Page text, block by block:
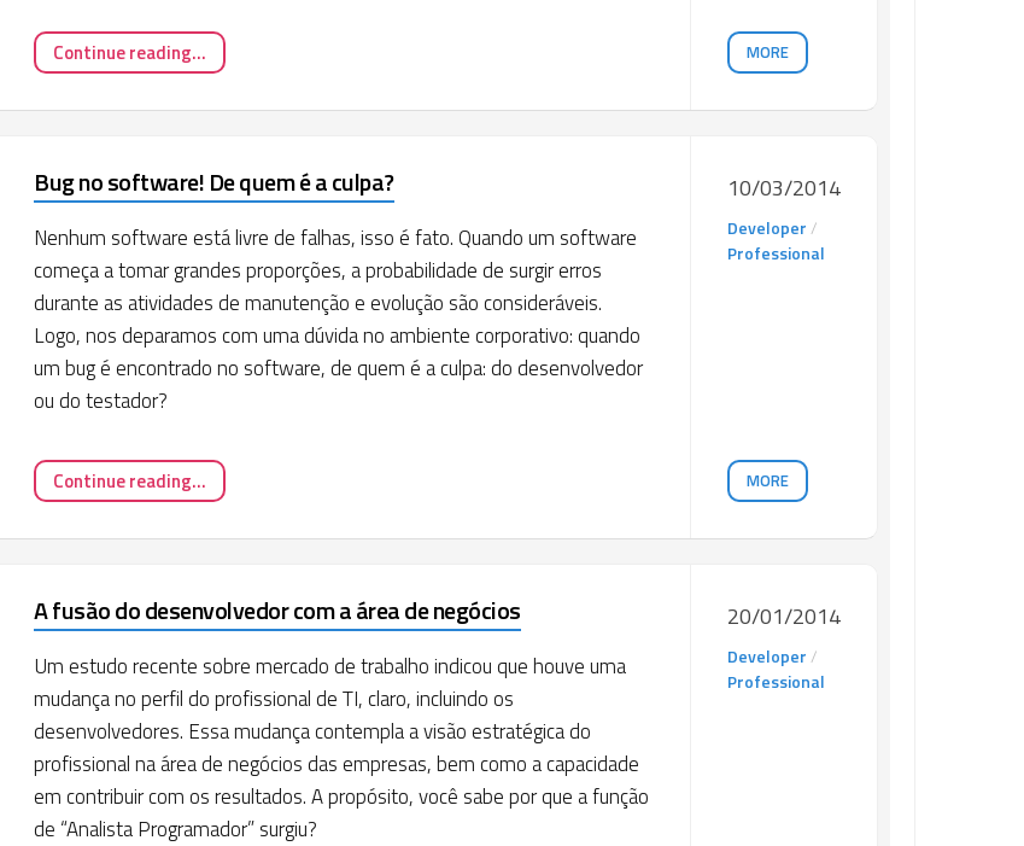
Continue reading... MORE
Bug no software! De quem é a culpa?
Nenhum software está livre de falhas, isso é fato. Quando um software
começa a tomar grandes proporções, a probabilidade de surgir erros
durante as atividades de manutenção e evolução são consideráveis.
Logo, nos deparamos com uma dúvida no ambiente corporativo: quando
um bug é encontrado no software, de quem é a culpa: do desenvolvedor
ou do testador?
Continue reading...
10/03/2014
Developer/
Professional
MORE
A fusão do desenvolvedor com a área de negócios
Um estudo recente sobre mercado de trabalho indicou que houve uma
mudança no perfil do profissional de TI, claro, incluindo os
desenvolvedores. Essa mudança contempla a visão estratégica do
profissional na área de negócios das empresas, bem como a capacidade
em contribuir com os resultados. A propósito, você sabe por que a função
de “Analista Programador” surgiu?
20/01/2014
Developer/
Professional